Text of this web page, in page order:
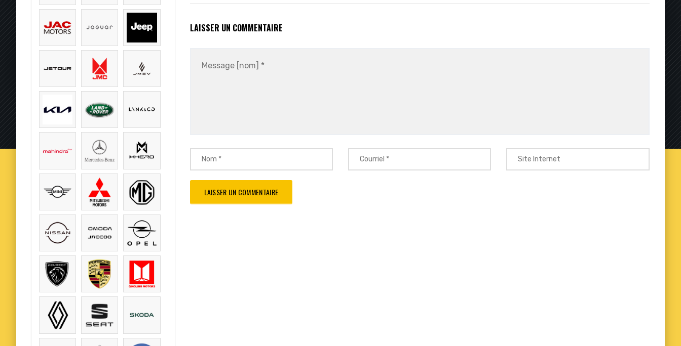
LAISSER UN COMMENTAIRE